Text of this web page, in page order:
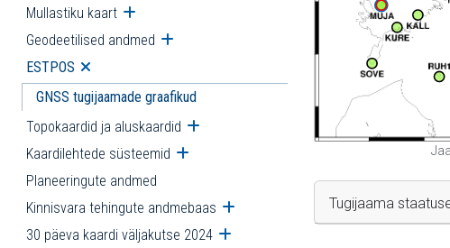
Mullastiku kaart Ava alammenüü
Geodeetilised andmed Ava alammenüü
ESTPOS Ava alammenüü
GNSS tugijaamade graafikud
Topokaardid ja aluskaardid Ava alammenüü
Kaardilehtede süsteemid Ava alammenüü
Planeeringute andmed
Kinnisvara tehingute andmebaas Ava alammenüü
30 päeva kaardi väljakutse 2024 Ava alammenüü
Tugijaama